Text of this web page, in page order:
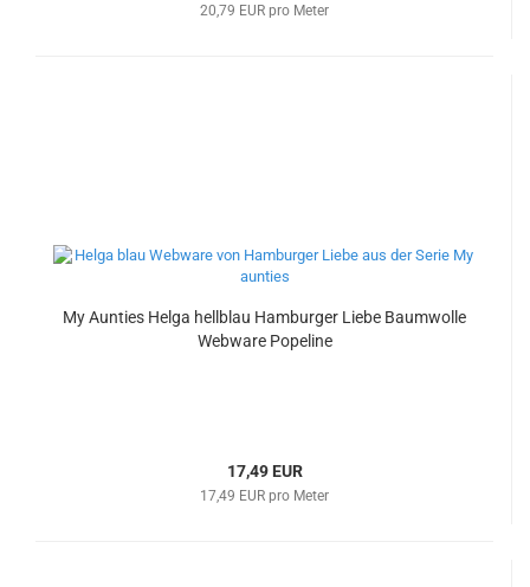
20,79 EUR pro Meter
My Aunties Helga hellblau Hamburger Liebe Baumwolle
Webware Popeline
17,49 EUR
17,49 EUR pro Meter